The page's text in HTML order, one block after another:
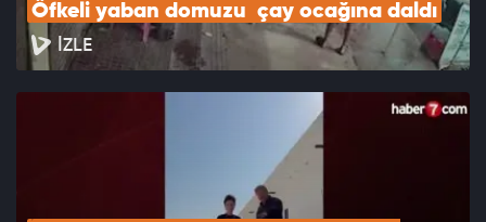
Öfkeli yaban domuzu  çay ocağına daldı
İZLE